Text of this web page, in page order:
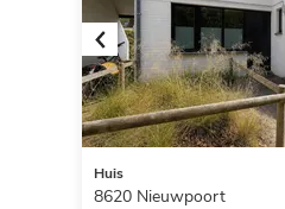
Previous
Huis
8620 Nieuwpoort